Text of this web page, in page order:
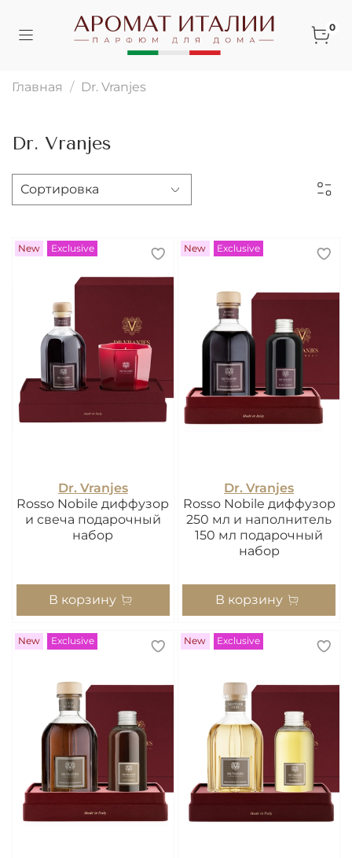
0
Главная Dr. Vranjes
Dr. Vranjes
New Exclusive
Dr. Vranjes
Rosso Nobile диффузор
и свеча подарочный
набор
В корзину
New Exclusive
Dr. Vranjes
Rosso Nobile диффузор
250 мл и наполнитель
150 мл подарочный
набор
В корзину
New Exclusive New Exclusive